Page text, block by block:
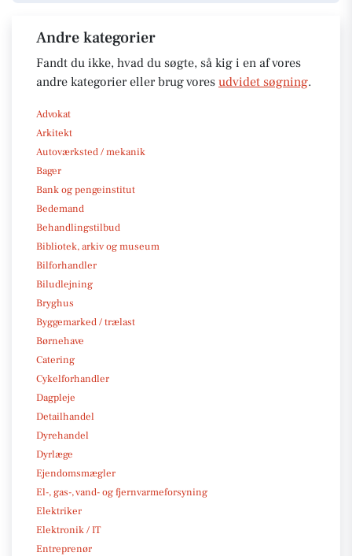
Andre kategorier
Fandt du ikke, hvad du søgte, så kig i en af vores
andre kategorier eller brug vores udvidet søgning.
Advokat
Arkitekt
Autoværksted / mekanik
Bager
Bank og pengeinstitut
Bedemand
Behandlingstilbud
Bibliotek, arkiv og museum
Bilforhandler
Biludlejning
Bryghus
Byggemarked / trælast
Børnehave
Catering
Cykelforhandler
Dagpleje
Detailhandel
Dyrehandel
Dyrlæge
Ejendomsmægler
El-, gas-, vand- og fjernvarmeforsyning
Elektriker
Elektronik / IT
Entreprenør